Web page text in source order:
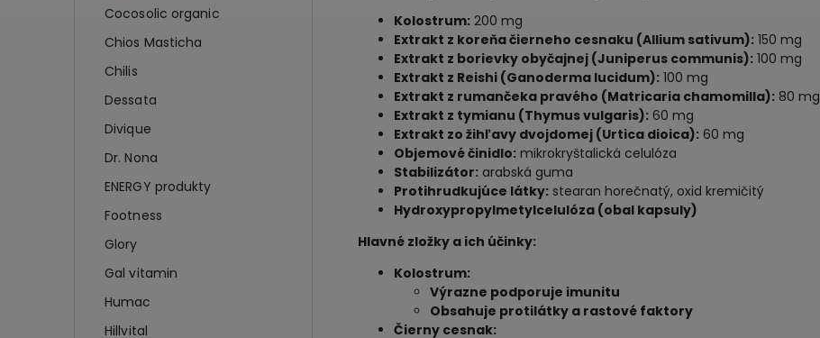
Cocosolic organic
Chios Masticha
Chilis
Dessata
Divique
Dr. Nona
ENERGY produkty
Footness
Glory
Gal vitamin
Humac
Hillvital
Kolostrum: 200 mg
Extrakt z koreňa čierneho cesnaku (Allium sativum): 150 mg
Extrakt z borievky obyčajnej (Juniperus communis): 100 mg
Extrakt z Reishi (Ganoderma lucidum): 100 mg
Extrakt z rumančeka pravého (Matricaria chamomilla): 80 mg
Extrakt z tymianu (Thymus vulgaris): 60 mg
Extrakt zo žihľavy dvojdomej (Urtica dioica): 60 mg
Objemové činidlo: mikrokryštalická celulóza
Stabilizátor: arabská guma
Protihrudkujúce látky: stearan horečnatý, oxid kremičitý
Hydroxypropylmetylcelulóza (obal kapsuly)
Hlavné zložky a ich účinky:
Kolostrum:
Výrazne podporuje imunitu
Obsahuje protilátky a rastové faktory
Čierny cesnak: